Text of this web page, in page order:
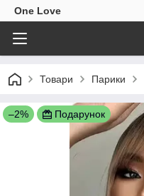
One Love
Товари Парики
–2% Подарунок